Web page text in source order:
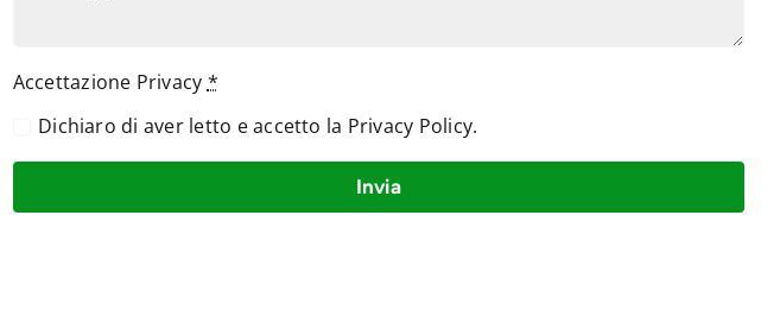
Accettazione Privacy *
Dichiaro di aver letto e accetto la Privacy Policy.
Invia